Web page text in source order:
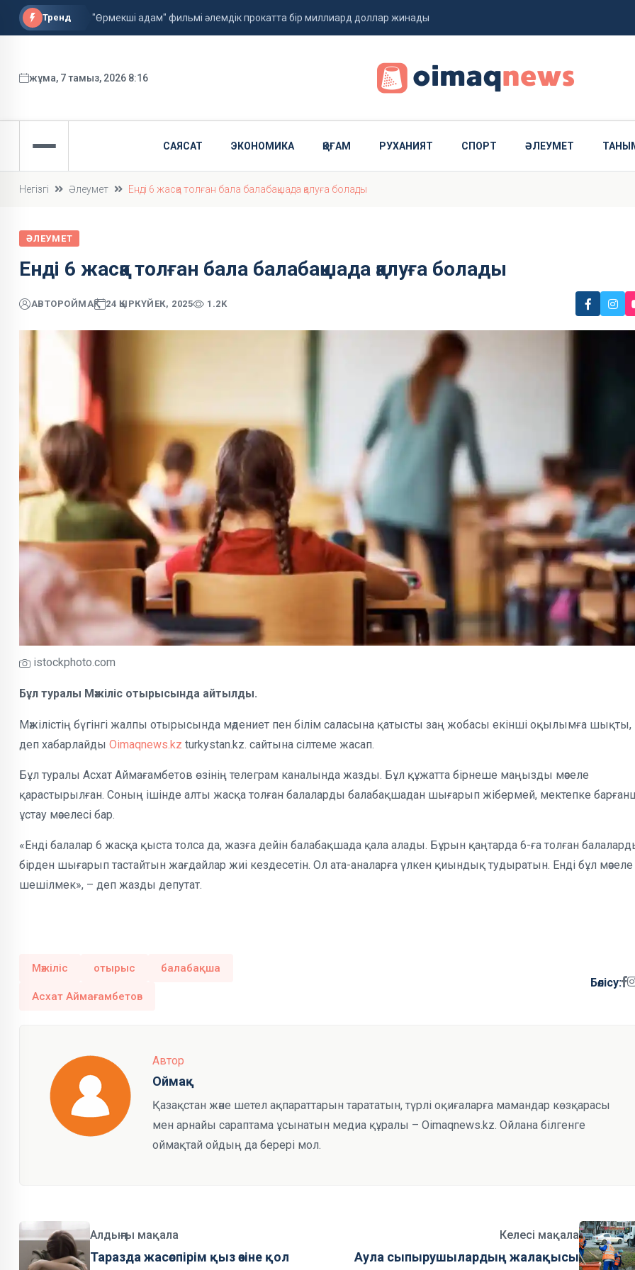
Тренд "Өрмекші адам" фильмі әлемдік прокатта бір миллиард доллар жинады
ФИФА басшысы қызметін сақтап қалды
жұма, 7 тамыз, 2026 8:16
САЯСАТ ЭКОНОМИКА ҚОҒАМ РУХАНИЯТ СПОРТ ӘЛЕУМЕТ
Негізгі Әлеумет Енді 6 жасқа толған бала балабақшада қалуға болады
ӘЛЕУМЕТ
Енді 6 жасқа толған бала балабақшада қалуға болады
АВТОРОЙМАҚ 24 ҚЫРКҮЙЕК, 2025 1.2K
istockphoto.com
Бұл туралы Мәжіліс отырысында айтылды.
Мәжілістің бүгінгі жалпы отырысында мәдениет пен білім саласына қатысты заң жобасы екінші оқылымға шықты,
деп хабарлайды Oimaqnews.kz turkystan.kz. сайтына сілтеме жасап.
Бұл туралы Асхат Аймағамбетов өзінің телеграм каналында жазды. Бұл құжатта бірнеше маңызды мәселе
қарастырылған. Соның ішінде алты жасқа толған балаларды балабақшадан шығарып жібермей, мектепке
ұстау мәселесі бар.
«Енді балалар 6 жасқа қыста толса да, жазға дейін балабақшада қала алады. Бұрын қаңтарда 6-ға толған
бірден шығарып тастайтын жағдайлар жиі кездесетін. Ол ата-аналарға үлкен қиындық тудыратын. Енді бұл мәселе
шешілмек», – деп жазды депутат.
Мәжіліс отырыс балабақша
Асхат Аймағамбетов
Бөлісу:
Автор
Оймақ
Қазақстан және шетел ақпараттарын тарататын, түрлі оқиғаларға мамандар көзқарасы
мен арнайы сараптама ұсынатын медиа құралы – Oimaqnews.kz. Ойлана білгенге
оймақтай ойдың да берері мол.
Алдыңғы мақала
Таразда жасөспірім қыз өзіне қол
Келесі мақала
Аула сыпырушылардың жалақысы